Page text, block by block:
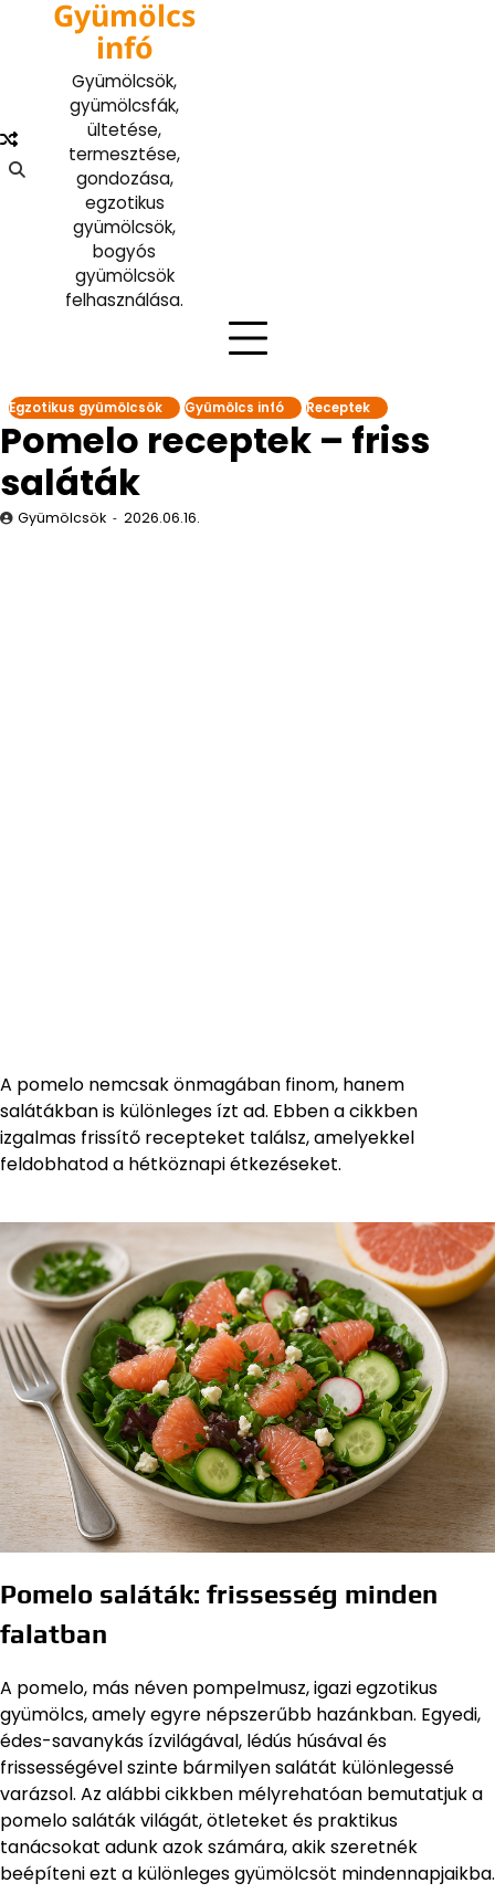
Gyümölcs
infó
Gyümölcsök,
gyümölcsfák,
ültetése,
termesztése,
gondozása,
egzotikus
gyümölcsök,
bogyós
gyümölcsök
felhasználása.
Egzotikus gyümölcsök Gyümölcs infó Receptek
Pomelo receptek – friss
saláták
Gyümölcsök 2026.06.16.
A pomelo nemcsak önmagában finom, hanem
salátákban is különleges ízt ad. Ebben a cikkben
izgalmas frissítő recepteket találsz, amelyekkel
feldobhatod a hétköznapi étkezéseket.
Pomelo saláták: frissesség minden
falatban
A pomelo, más néven pompelmusz, igazi egzotikus
gyümölcs, amely egyre népszerűbb hazánkban. Egyedi,
édes-savanykás ízvilágával, lédús húsával és
frissességével szinte bármilyen salátát különlegessé
varázsol. Az alábbi cikkben mélyrehatóan bemutatjuk a
pomelo saláták világát, ötleteket és praktikus
tanácsokat adunk azok számára, akik szeretnék
beépíteni ezt a különleges gyümölcsöt mindennapjaikba.